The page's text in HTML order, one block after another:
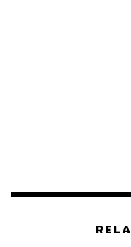
เชื่อว่าความสัมพันธ์ใน